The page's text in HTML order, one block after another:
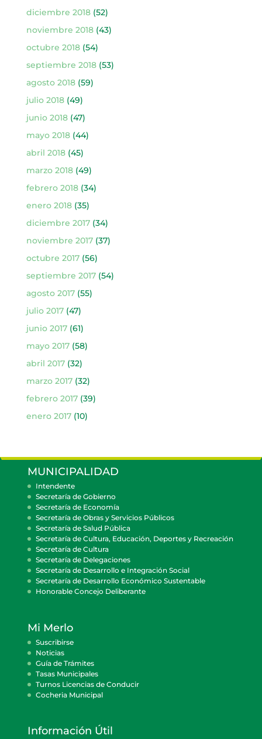
diciembre 2018(52)
noviembre 2018(43)
octubre 2018(54)
septiembre 2018(53)
agosto 2018(59)
julio 2018(49)
junio 2018(47)
mayo 2018(44)
abril 2018(45)
marzo 2018(49)
febrero 2018(34)
enero 2018(35)
diciembre 2017(34)
noviembre 2017(37)
octubre 2017(56)
septiembre 2017(54)
agosto 2017(55)
julio 2017(47)
junio 2017(61)
mayo 2017(58)
abril 2017(32)
marzo 2017(32)
febrero 2017(39)
enero 2017(10)
MUNICIPALIDAD
Intendente
Secretaría de Gobierno
Secretaría de Economía
Secretaría de Obras y Servicios Públicos
Secretaría de Salud Pública
Secretaría de Cultura, Educación, Deportes y Recreación
Secretaría de Cultura
Secretaría de Delegaciones
Secretaría de Desarrollo e Integración Social
Secretaría de Desarrollo Económico Sustentable
Honorable Concejo Deliberante
Mi Merlo
Suscribirse
Noticias
Guía de Trámites
Tasas Municipales
Turnos Licencias de Conducir
Cocheria Municipal
Información Útil